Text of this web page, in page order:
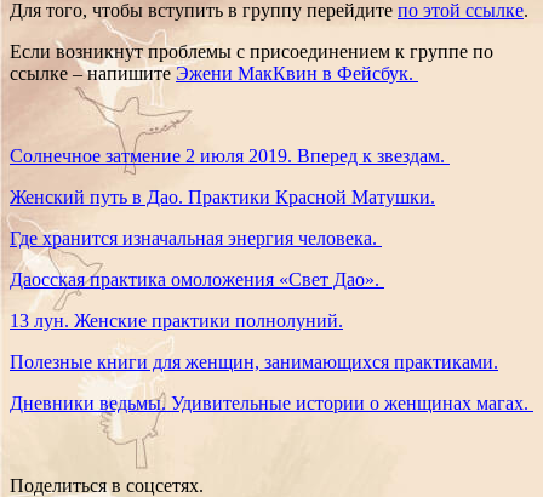
Для того, чтобы вступить в группу перейдите по этой ссылке.
Если возникнут проблемы с присоединением к группе по
ссылке – напишитеЭжени МакКвин в Фейсбук.
Солнечное затмение 2 июля 2019. Вперед к звездам.
Женский путь в Дао. Практики Красной Матушки.
Где хранится изначальная энергия человека.
Даосская практика омоложения «Свет Дао».
13 лун. Женские практики полнолуний.
Полезные книги для женщин, занимающихся практиками.
Дневники ведьмы. Удивительные истории о женщинах магах.
Поделиться в соцсетях.